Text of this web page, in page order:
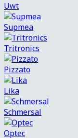
Uwt
Supmea
Tritronics
Pizzato
Lika
Schmersal
Optec